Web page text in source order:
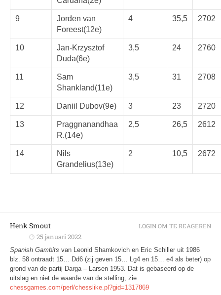
9
Jorden van
Foreest(12e)
4 35,5 2702
10
Jan-Krzysztof
Duda(6e)
3,5 24 2760
11
Sam
Shankland(11e)
3,5 31 2708
12 Daniil Dubov(9e) 3 23 2720
13
Praggnanandhaa
R.(14e)
2,5 26,5 2612
14
Nils
Grandelius(13e)
2 10,5 2672
Henk Smout
25 januari 2022
Spanish Gambits van Leonid Shamkovich en Eric Schiller uit 1986
blz. 58 ontraadt 15… Dd6 (zij geven 15… Lg4 en 15… e4 als beter) op
grond van de partij Darga – Larsen 1953. Dat is gebaseerd op de
uitslag en niet de waarde van de stelling, zie
chessgames.com/perl/chesslike.pl?gid=1317869
LOGIN OM TE REAGEREN